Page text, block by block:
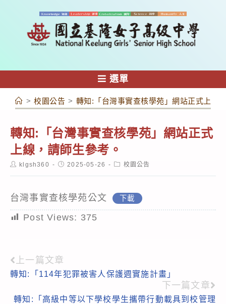
容
選單
> 校園公告 > 轉知:「台灣事實查核學苑」網站正式上線
轉知:「台灣事實查核學苑」網站正式
上線，請師生參考。
Postklgsh360
Post2025-05-26
Post校園公告
台灣事實查核學苑公文 下載
Post Views: 375
Read
more
articles
上一篇文章
轉知:「114年犯罪被害人保護週實施計畫」
下一篇文章
轉知:「高級中等以下學校學生攜帶行動載具到校管理